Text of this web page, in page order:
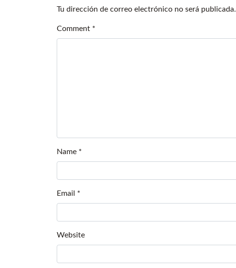
Tu dirección de correo electrónico no será publicada.
Comment *
Name *
Email *
Website